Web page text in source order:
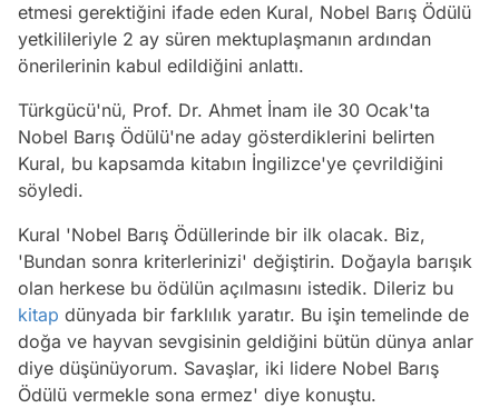
etmesi gerektiğini ifade eden Kural, Nobel Barış Ödülü
yetkilileriyle 2 ay süren mektuplaşmanın ardından
önerilerinin kabul edildiğini anlattı.
Türkgücü'nü, Prof. Dr. Ahmet İnam ile 30 Ocak'ta
Nobel Barış Ödülü'ne aday gösterdiklerini belirten
Kural, bu kapsamda kitabın İngilizce'ye çevrildiğini
söyledi.
Kural 'Nobel Barış Ödüllerinde bir ilk olacak. Biz,
'Bundan sonra kriterlerinizi' değiştirin. Doğayla barışık
olan herkese bu ödülün açılmasını istedik. Dileriz bu
kitap dünyada bir farklılık yaratır. Bu işin temelinde de
doğa ve hayvan sevgisinin geldiğini bütün dünya anlar
diye düşünüyorum. Savaşlar, iki lidere Nobel Barış
Ödülü vermekle sona ermez' diye konuştu.